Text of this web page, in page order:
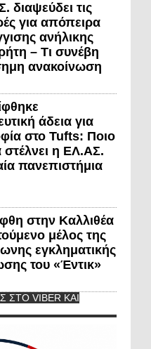
διαψεύδει τις
για απόπειρα
ανήλικης
– Τι συνέβη
ανακοίνωση
άδεια για
στο Tufts: Ποιο
στέλνει η ΕΛ.ΑΣ.
πανεπιστήμια
στην Καλλιθέα
μέλος της
εγκληματικής
του «Έντικ»
VIBER ΚΑΙ